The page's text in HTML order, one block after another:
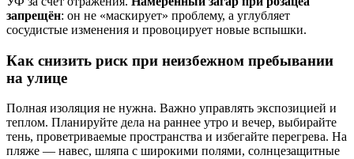
запрещён: он не «маскирует» проблему, а углубляет
сосудистые изменения и провоцирует новые вспышки.
Как снизить риск при неизбежном пребывании
на улице
Полная изоляция не нужна. Важно управлять экспозицией и
теплом. Планируйте дела на раннее утро и вечер, выбирайте
тень, проветриваемые пространства и избегайте перегрева. На
пляже — навес, шляпа с широкими полями, солнцезащитные